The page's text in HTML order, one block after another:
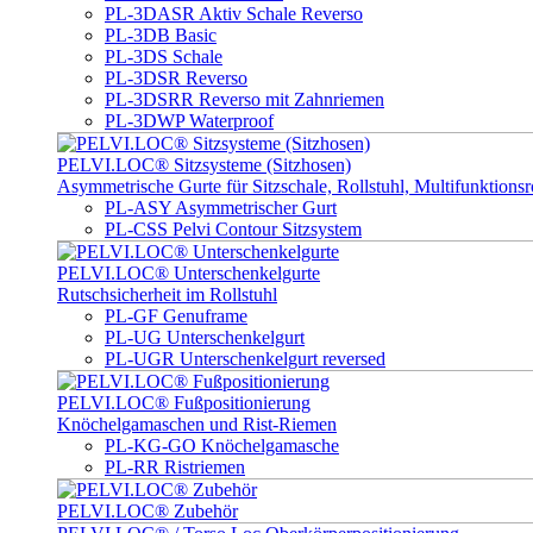
PL-3DASR Aktiv Schale Reverso
PL-3DB Basic
PL-3DS Schale
PL-3DSR Reverso
PL-3DSRR Reverso mit Zahnriemen
PL-3DWP Waterproof
PELVI.LOC® Sitzsysteme (Sitzhosen)
Asymmetrische Gurte für Sitzschale, Rollstuhl,
PL-ASY Asymmetrischer Gurt
PL-CSS Pelvi Contour Sitzsystem
PELVI.LOC® Unterschenkelgurte
Rutschsicherheit im Rollstuhl
PL-GF Genuframe
PL-UG Unterschenkelgurt
PL-UGR Unterschenkelgurt reversed
PELVI.LOC® Fußpositionierung
Knöchelgamaschen und Rist-Riemen
PL-KG-GO Knöchelgamasche
PL-RR Ristriemen
PELVI.LOC® Zubehör